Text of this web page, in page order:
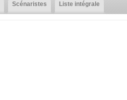
Scénaristes Liste intégrale